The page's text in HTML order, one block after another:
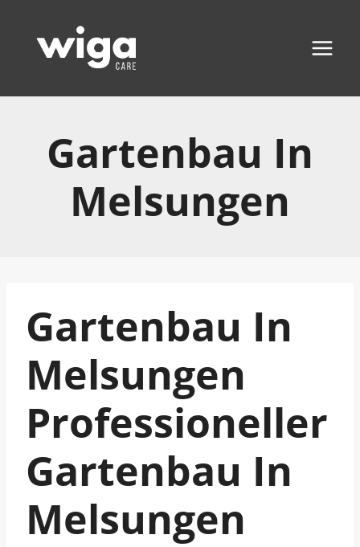
Inhalt
springen
Gartenbau In
Melsungen
Gartenbau In
Melsungen
Professioneller
Gartenbau In
Melsungen